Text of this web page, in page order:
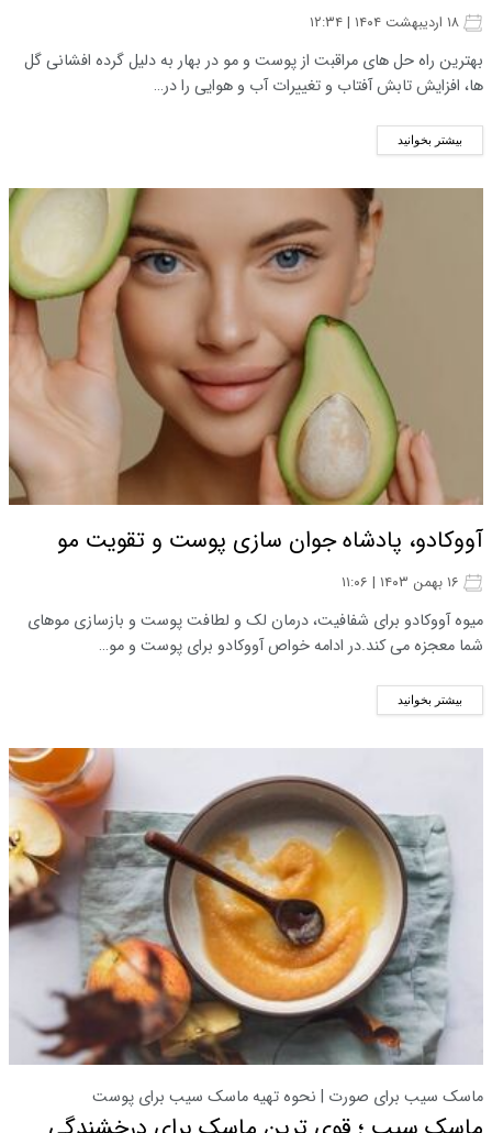
بهترین راه حل های مراقبت از پوست و مو در بهار به دلیل گرده افشانی گل
ها، افزایش تابش آفتاب و تغییرات آب و هوایی را در…
بیشتر بخوانید
آووکادو، پادشاه جوان سازی پوست و تقویت مو
میوه آووکادو برای شفافیت، درمان لک و لطافت پوست و بازسازی موهای
شما معجزه می کند.در ادامه خواص آووکادو برای پوست و مو…
بیشتر بخوانید
ماسک سیب برای صورت | نحوه تهیه ماسک سیب برای پوست